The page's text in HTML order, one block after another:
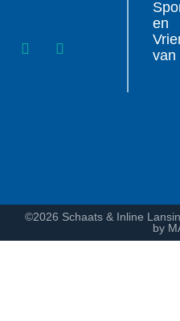
en
van
©2026 Schaats & Inline
by